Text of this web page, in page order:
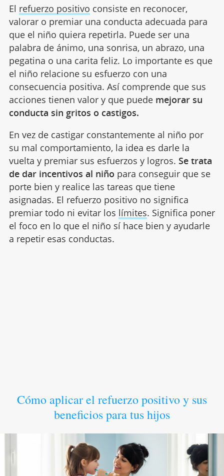
El refuerzo positivo consiste en reconocer,
valorar o premiar una conducta adecuada para
que el niño quiera repetirla. Puede ser una
palabra de ánimo, una sonrisa, un abrazo, una
pegatina o una carita feliz. Lo importante es que
el niño relacione su esfuerzo con una
consecuencia positiva. Así comprende que sus
acciones tienen valor y que puede mejorar su
conducta sin gritos o castigos.
En vez de castigar constantemente al niño por
su mal comportamiento, la idea es darle la
vuelta y premiar sus esfuerzos y logros. Se trata
de dar incentivos al niño para conseguir que se
porte bien y realice las tareas que tiene
asignadas. El refuerzo positivo no significa
premiar todo ni evitar los límites. Significa poner
el foco en lo que el niño sí hace bien y ayudarle
a repetir esas conductas.
Cómo aplicar el refuerzo positivo y sus
beneficios para tus hijos